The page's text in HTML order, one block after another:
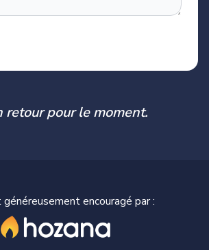
retour pour le moment.
encouragé par :